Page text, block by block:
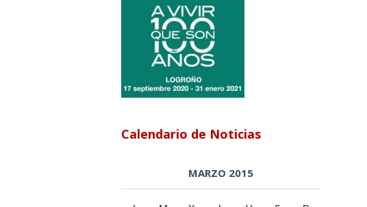
Calendario de Noticias
MARZO 2015